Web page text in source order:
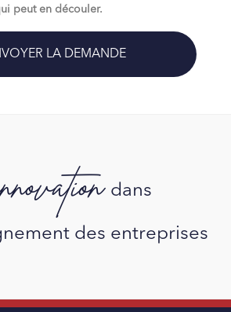
peut en découler.
dans
des entreprises